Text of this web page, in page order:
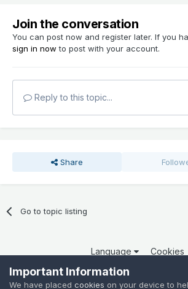
Join the conversation
You can post now and register later. If you
sign in now to post with your account.
Reply to this topic...
Share
Go to topic listing
Language Cookies
Copyright 2025 por QCOM. Todos os
Powered by Invision
Important Information
We have placed cookies on your device to